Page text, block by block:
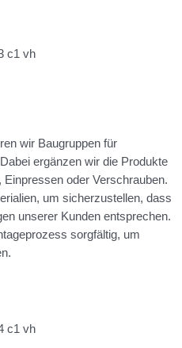
wir Baugruppen für
ergänzen wir die Produkte
oder Verschrauben.
um sicherzustellen, dass
unserer Kunden entsprechen.
sorgfältig, um